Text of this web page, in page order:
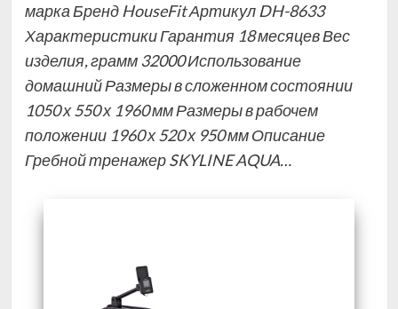
марка Бренд HouseFit Артикул DH-8633
Характеристики Гарантия 18 месяцев Вес
изделия, грамм 32000 Использование
домашний Размеры в сложенном состоянии
1050 х 550 х 1960 мм Размеры в рабочем
положении 1960 х 520 х 950 мм Описание
Гребной тренажер SKYLINE AQUA…